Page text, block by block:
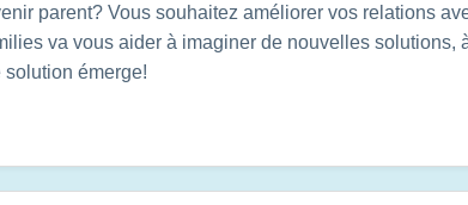
parent? Vous souhaitez améliorer vos relations
va vous aider à imaginer de nouvelles solutions,
solution émerge!